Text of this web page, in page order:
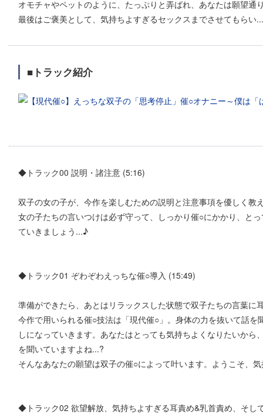
オモチャやペットのように、たっぷりと弄ばれ、あなたは願望通
最後はご褒美として、気持ちよすぎるセックスまでさせてもらい
■トラック紹介
◆トラック00 説明・諸注意 (5:16)
双子の女の子が、今作を楽しむための説明と注意事項を優しく教
女の子たちの言いつけは必ず守って、しっかり催○にかかり、と
ていきましょう...♪
◆トラック01 ぞわぞわえっちな催○導入 (15:49)
準備ができたら、あとはリラックスした状態で双子たちの言葉に
今作で用いられる催○技法は「現代催○」。身体の力を抜いて話
しになっていきます。あなたはとっても気持ちよくなりたいか
を聞いていますよね...?
そんなあなたの願望は双子の催○によって叶います。ようこそ、
◆トラック02 欲望解放、気持ちよすぎる耳責め&乳首責め、そし